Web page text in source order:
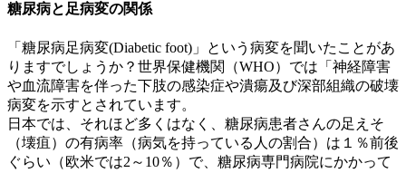
糖尿病と足病変の関係
「糖尿病足病変(Diabetic foot)」という病変を聞いたことがあ
りますでしょうか？世界保健機関（WHO）では「神経障害
や血流障害を伴った下肢の感染症や潰瘍及び深部組織の破壊
病変を示すとされています。
日本では、それほど多くはなく、糖尿病患者さんの足えそ
（壊疽）の有病率（病気を持っている人の割合）は１％前後
ぐらい（欧米では2～10％）で、糖尿病専門病院にかかって